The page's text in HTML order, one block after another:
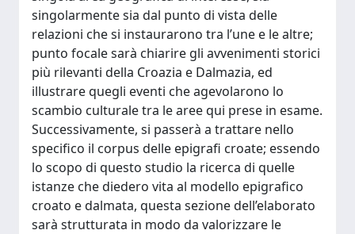
singolarmente sia dal punto di vista delle
relazioni che si instaurarono tra l’une e le altre;
punto focale sarà chiarire gli avvenimenti storici
più rilevanti della Croazia e Dalmazia, ed
illustrare quegli eventi che agevolarono lo
scambio culturale tra le aree qui prese in esame.
Successivamente, si passerà a trattare nello
specifico il corpus delle epigrafi croate; essendo
lo scopo di questo studio la ricerca di quelle
istanze che diedero vita al modello epigrafico
croato e dalmata, questa sezione dell’elaborato
sarà strutturata in modo da valorizzare le